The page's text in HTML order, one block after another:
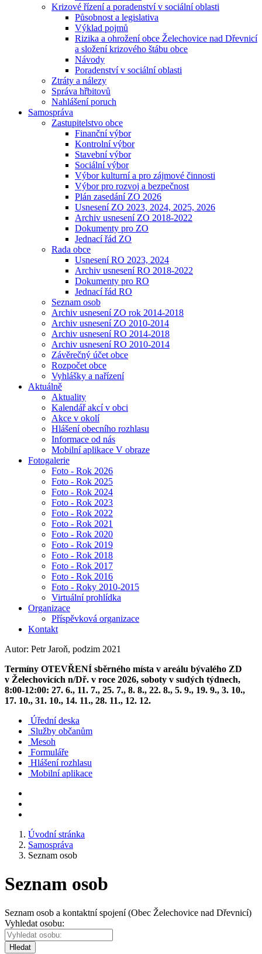
Krizové řízení a poradenství v sociální oblasti
Působnost a legislativa
Výklad pojmů
Rizika a ohrožení obce Želechovice nad Dřevnicí
a složení krizového štábu obce
Návody
Poradenství v sociální oblasti
Ztráty a nálezy
Správa hřbitovů
Nahlášení poruch
Samospráva
Zastupitelstvo obce
Finanční výbor
Kontrolní výbor
Stavební výbor
Sociální výbor
Výbor kulturní a pro zájmové činnosti
Výbor pro rozvoj a bezpečnost
Plán zasedání ZO 2026
Usnesení ZO 2023, 2024, 2025, 2026
Archiv usnesení ZO 2018-2022
Dokumenty pro ZO
Jednací řád ZO
Rada obce
Usnesení RO 2023, 2024
Archiv usnesení RO 2018-2022
Dokumenty pro RO
Jednací řád RO
Seznam osob
Archiv usnesení ZO rok 2014-2018
Archiv usnesení ZO 2010-2014
Archiv usnesení RO 2014-2018
Archiv usnesení RO 2010-2014
Závěrečný účet obce
Rozpočet obce
Vyhlášky a nařízení
Aktuálně
Aktuality
Kalendář akcí v obci
Akce v okolí
Hlášení obecního rozhlasu
Informace od nás
Mobilní aplikace V obraze
Fotogalerie
Foto - Rok 2026
Foto - Rok 2025
Foto - Rok 2024
Foto - Rok 2023
Foto - Rok 2022
Foto - Rok 2021
Foto - Rok 2020
Foto - Rok 2019
Foto - Rok 2018
Foto - Rok 2017
Foto - Rok 2016
Foto - Roky 2010-2015
Virtuální prohlídka
Organizace
Příspěvková organizace
Kontakt
Autor: Petr Jaroň, podzim 2021
Termíny OTEVŘENÍ sběrného místa v areálu bývalého ZD
v Želechovicích n/Dř. v roce 2026, soboty v sudých týdnech,
8:00-12:00: 27. 6., 11. 7., 25. 7., 8. 8., 22. 8., 5. 9., 19. 9., 3. 10.,
17. 10., 31. 10., 14. 11., 28. 11., 12. 12.
Úřední deska
Služby občanům
Mesoh
Formuláře
Hlášení rozhlasu
Mobilní aplikace
Úvodní stránka
Samospráva
Seznam osob
Seznam osob
Seznam osob a kontaktní spojení (Obec Želechovice nad Dřevnicí)
Vyhledat osobu:
Hledat